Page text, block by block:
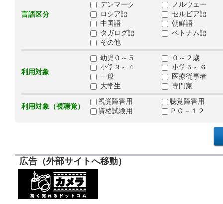
言語区分
デンマーク
ノルウェー
ロシア語
セルビア語
中国語
朝鮮語
タガログ語
ベトナム語
その他
利用対象
幼児０～５
０～２歳
小学３～４
小学５～６
一般
医療従事者
大学生
専門家
利用対象（視聴覚）
視覚障害用
聴覚障害用
資格試験用
ＰＧ－１２
広告（外部サイトへ移動）